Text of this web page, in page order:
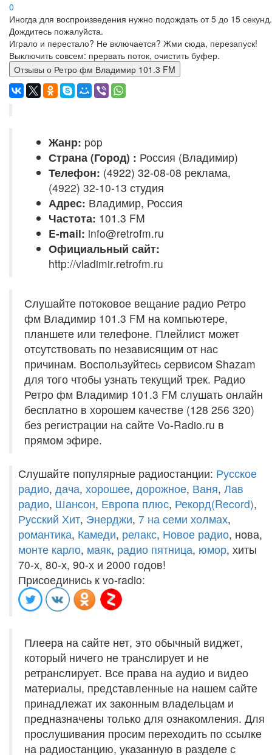
0
Иногда для воспроизведения нужно подождать от 5 до 15 секунд.
Дождитесь пожалуйста.
Играло и перестало? Не включается? Жми сюда, перезапуск!
Выключить совсем: прервать поток, очистить буфер.
Отзывы о Ретро фм Владимир 101.3 FM
Жанр: pop
Страна (Город) : Россия (Владимир)
Телефон: (4922) 32-08-08 реклама,
(4922) 32-10-13 студия
Адрес: Владимир, Россия
Частота: 101.3 FM
E-mail: info@retrofm.ru
Официальный сайт:
http://vladimir.retrofm.ru
Слушайте потоковое вещание радио Ретро
фм Владимир 101.3 FM на компьютере,
планшете или телефоне. Плейлист может
отсутствовать по независящим от нас
причинам. Воспользуйтесь сервисом Shazam
для того чтобы узнать текущий трек. Радио
Ретро фм Владимир 101.3 FM слушать онлайн
бесплатно в хорошем качестве (128 256 320)
без регистрации на сайте Vo-Radio.ru в
прямом эфире.
Слушайте популярные радиостанции: Русское
радио, дача, хорошее, дорожное, Ваня, Лав
радио, Шансон, Европа плюс, Рекорд(Record),
Русский Хит, Энерджи, 7 на семи холмах,
романтика, Камеди, релакс, Новое радио, нова,
монте карло, маяк, радио пятница, юмор, хиты
70-х, 80-х, 90-х и 2000 годов!
Присоединись к vo-radio:
Плеера на сайте нет, это обычный виджет,
который ничего не транслирует и не
ретранслирует. Все права на аудио и видео
материалы, представленные на нашем сайте
принадлежат их законным владельцам и
предназначены только для ознакомления. Для
прослушивания просим переходить по ссылке
на радиостанцию, указанную в разделе с